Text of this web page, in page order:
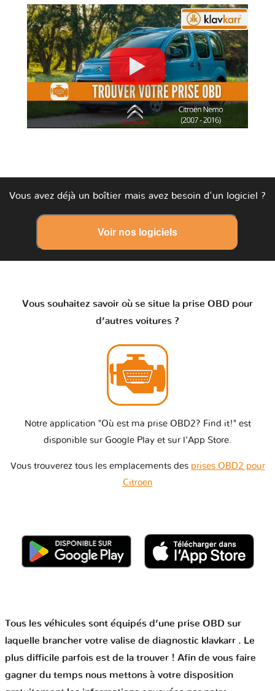
Vous avez déjà un boîtier mais avez besoin d'un logiciel ?
Voir nos logiciels
Vous souhaitez savoir où se situe la prise OBD pour
d’autres voitures ?
Notre application "Où est ma prise OBD2? Find it!" est
disponible sur Google Play et sur l'App Store.
Vous trouverez tous les emplacements des prises OBD2 pour
Citroen
Tous les véhicules sont équipés d’une prise OBD sur
laquelle brancher votre valise de diagnostic klavkarr . Le
plus difficile parfois est de la trouver ! Afin de vous faire
gagner du temps nous mettons à votre disposition